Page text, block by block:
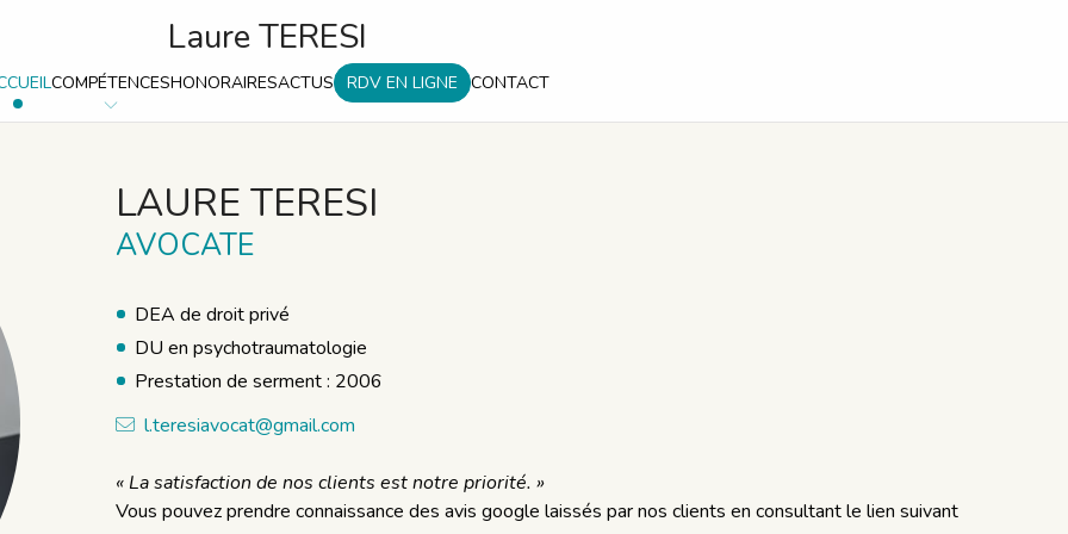
Laure TERESI
COMPÉTENCESHONORAIRESACTUS RDV EN LIGNE CONTACT
LAURE TERESI
AVOCATE
DEA de droit privé
DU en psychotraumatologie
Prestation de serment : 2006
l.teresiavocat@gmail.com
« La satisfaction de nos clients est notre priorité. »
Vous pouvez prendre connaissance des avis google laissés par nos clients en consultant le lien suivant